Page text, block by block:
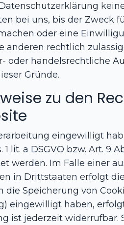
bei uns, bis der Zweck
oder eine
anderen rechtlich
oder handelsrechtliche
Gründe.
zu den
eingewilligt
lit. a DSGVO bzw. Art. 9
werden. Im Falle einer
in Drittstaaten erfolgt
die Speicherung von
eingewilligt haben,
ist jederzeit